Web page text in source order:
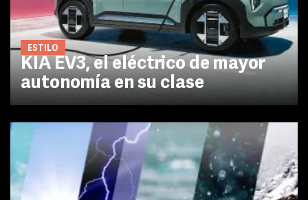
ESTILO
KIA EV3, el eléctrico de mayor
autonomía en su clase